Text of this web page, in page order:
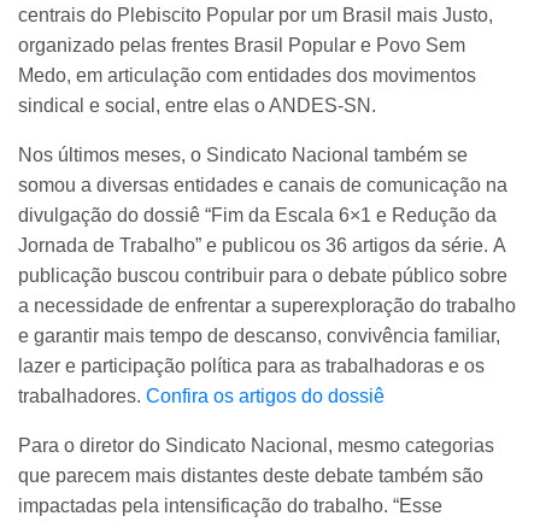
centrais do Plebiscito Popular por um Brasil mais Justo,
organizado pelas frentes Brasil Popular e Povo Sem
Medo, em articulação com entidades dos movimentos
sindical e social, entre elas o ANDES-SN.
Nos últimos meses, o Sindicato Nacional também se
somou a diversas entidades e canais de comunicação na
divulgação do dossiê “Fim da Escala 6×1 e Redução da
Jornada de Trabalho” e publicou os 36 artigos da série. A
publicação buscou contribuir para o debate público sobre
a necessidade de enfrentar a superexploração do trabalho
e garantir mais tempo de descanso, convivência familiar,
lazer e participação política para as trabalhadoras e os
trabalhadores. Confira os artigos do dossiê
Para o diretor do Sindicato Nacional, mesmo categorias
que parecem mais distantes deste debate também são
impactadas pela intensificação do trabalho. “Esse